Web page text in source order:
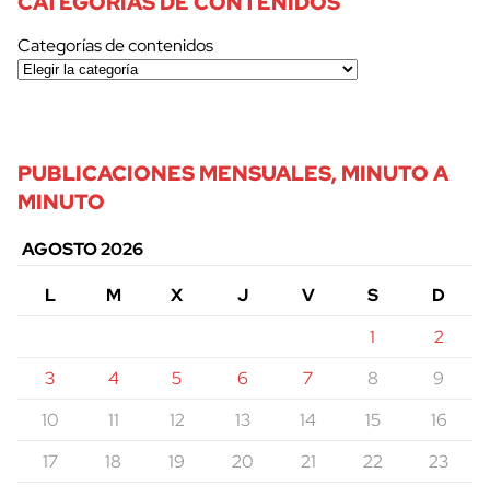
Categorías de contenidos
PUBLICACIONES MENSUALES, MINUTO A
MINUTO
AGOSTO 2026
L
M X J V S
D
1
2
3
4 5 6 7 8
9
10
11 12 13 14 15
16
17
18 19 20 21 22
23